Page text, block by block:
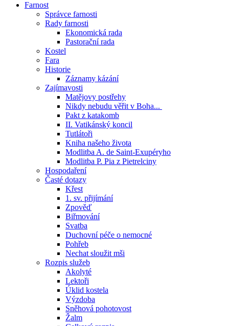
Farnost
Správce farnosti
Rady farnosti
Ekonomická rada
Pastorační rada
Kostel
Fara
Historie
Záznamy kázání
Zajímavosti
Matějovy postřehy
Nikdy nebudu věřit v Boha...
Pakt z katakomb
II. Vatikánský koncil
Tutlátoři
Kniha našeho života
Modlitba A. de Saint-Exupéryho
Modlitba P. Pia z Pietrelciny
Hospodaření
Časté dotazy
Křest
1. sv. přijímání
Zpověď
Biřmování
Svatba
Duchovní péče o nemocné
Pohřeb
Nechat sloužit mši
Rozpis služeb
Akolyté
Lektoři
Úklid kostela
Výzdoba
Sněhová pohotovost
Žalm